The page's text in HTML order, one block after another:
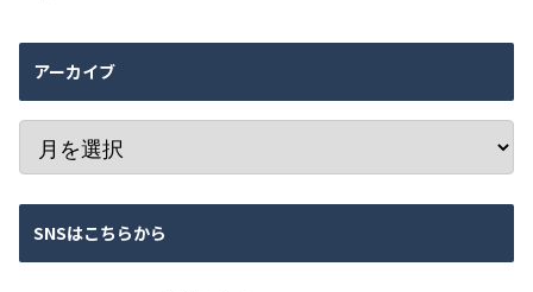
アーカイブ
SNSはこちらから